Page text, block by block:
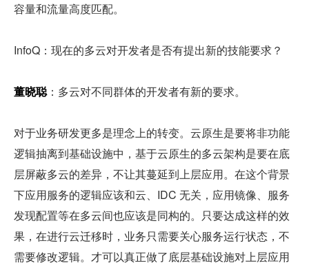
容量和流量高度匹配。
InfoQ：现在的多云对开发者是否有提出新的技能要求？
董晓聪：多云对不同群体的开发者有新的要求。
对于业务研发更多是理念上的转变。云原生是要将非功能
逻辑抽离到基础设施中，基于云原生的多云架构是要在底
层屏蔽多云的差异，不让其蔓延到上层应用。在这个背景
下应用服务的逻辑应该和云、IDC 无关，应用镜像、服务
发现配置等在多云间也应该是同构的。只要达成这样的效
果，在进行云迁移时，业务只需要关心服务运行状态，不
需要修改逻辑。才可以真正做了底层基础设施对上层应用